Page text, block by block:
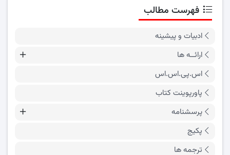
فهرست مطالب
ادبیات و پیشینه
ارائــه ها
اس.پی.اس.اس
پاورپوینت کتاب
پرسشنامه
پکیج
ترجمه ها